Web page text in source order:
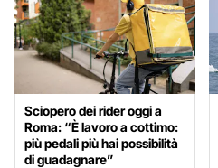
Sciopero dei rider oggi a
Roma: “È lavoro a cottimo:
più pedali più hai possibilità
di guadagnare”